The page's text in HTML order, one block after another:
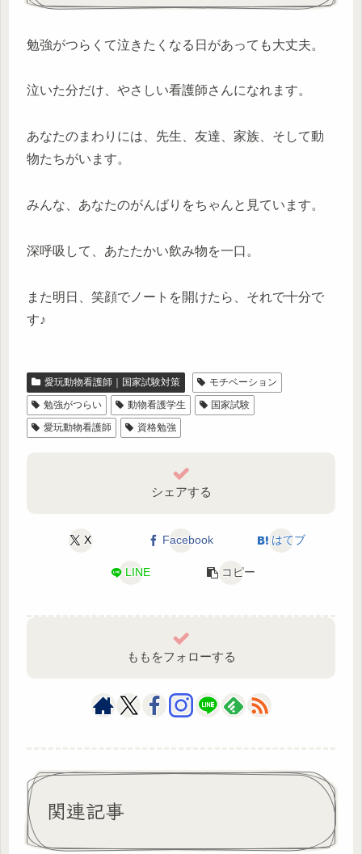
勉強がつらくて泣きたくなる日があっても大丈夫。
泣いた分だけ、やさしい看護師さんになれます。
あなたのまわりには、先生、友達、家族、そして動
物たちがいます。
みんな、あなたのがんばりをちゃんと見ています。
深呼吸して、あたたかい飲み物を一口。
また明日、笑顔でノートを開けたら、それで十分で
す♪
愛玩動物看護師｜国家試験対策
モチベーション
勉強がつらい
動物看護学生
国家試験
愛玩動物看護師
資格勉強
シェアする
X Facebook はてブ
LINE コピー
ももをフォローする
関連記事